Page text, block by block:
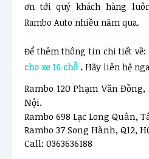
ơn tới quý khách hàng
Rambo Auto nhiều năm qua.
Để thêm thông tin chi tiết về:
cho xe 16 chỗ . Hãy liên hệ
Rambo 120 Phạm Văn
Nội.
Rambo 698 Lạc Long Quân,
Rambo 37 Song Hành, Q12,
Call: 0363636188